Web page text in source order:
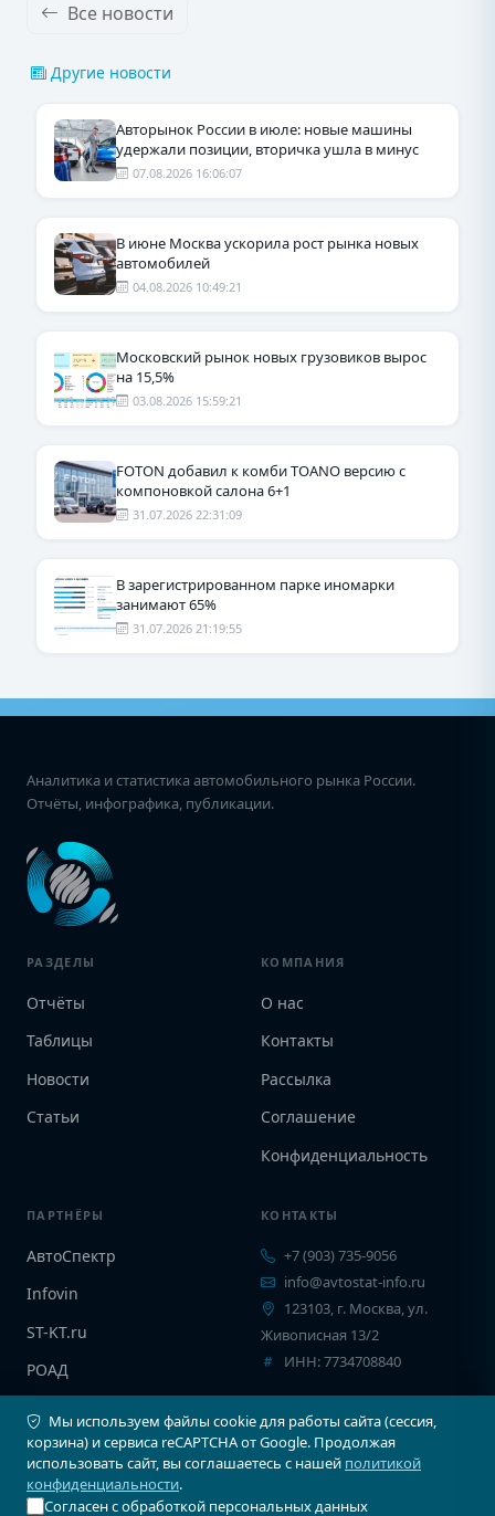
Все новости
Другие новости
Авторынок России в июле: новые машины
удержали позиции, вторичка ушла в минус
07.08.2026 16:06:07
В июне Москва ускорила рост рынка новых
автомобилей
04.08.2026 10:49:21
Московский рынок новых грузовиков вырос
на 15,5%
03.08.2026 15:59:21
FOTON добавил к комби TOANO версию с
компоновкой салона 6+1
31.07.2026 22:31:09
В зарегистрированном парке иномарки
занимают 65%
31.07.2026 21:19:55
Аналитика и статистика автомобильного рынка России.
Отчёты, инфографика, публикации.
РАЗДЕЛЫ
Отчёты
Таблицы
Новости
Статьи
КОМПАНИЯ
О нас
Контакты
Рассылка
Соглашение
Конфиденциальность
ПАРТНЁРЫ
АвтоСпектр
Infovin
ST-KT.ru
РОАД
КОНТАКТЫ
+7 (903) 735-9056
info@avtostat-info.ru
123103, г. Москва, ул.
Живописная 13/2
ИНН: 7734708840
Мы используем файлы cookie для работы сайта (сессия,
корзина) и сервиса reCAPTCHA от Google. Продолжая
использовать сайт, вы соглашаетесь с нашей политикой
конфиденциальности.
Согласен с обработкой персональных данных